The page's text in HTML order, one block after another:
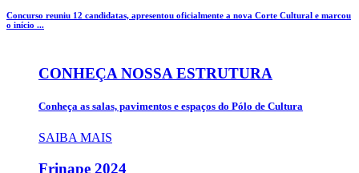
Concurso reuniu 12 candidatas, apresentou oficialmente a nova Corte Cultural e marcou
o início ...
CONHEÇA NOSSA ESTRUTURA
Conheça as salas, pavimentos e espaços do Pólo de Cultura
SAIBA MAIS
Frinape 2024